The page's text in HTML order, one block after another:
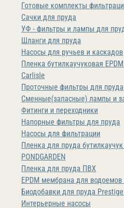
Готовые комплекты
Сачки для пруда
УФ - фильтры и лампы для
Шланги для пруда
Насосы для ручьев и каскадов
Пленка бутилкаучуковая
Carlisle
Проточные фильтры для пруда
Сменные(запасные) лампы и
Фитинги и переходники
Напорные фильтры для пруда
Насосы для фильтрации
Пленка для пруда
PONDGARDEN
Пленка для пруда ПВХ
EPDM мембрана для водоемов
Биодобавки для пруда
Интерьерные насосы